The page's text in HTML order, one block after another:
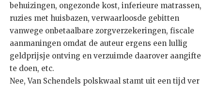
behuizingen, ongezonde kost, inferieure matrassen,
ruzies met huisbazen, verwaarloosde gebitten
vanwege onbetaalbare zorgverzekeringen, fiscale
aanmaningen omdat de auteur ergens een lullig
geldprijsje ontving en verzuimde daarover aangifte
te doen, etc.
Nee, Van Schendels polskwaal stamt uit een tijd ver